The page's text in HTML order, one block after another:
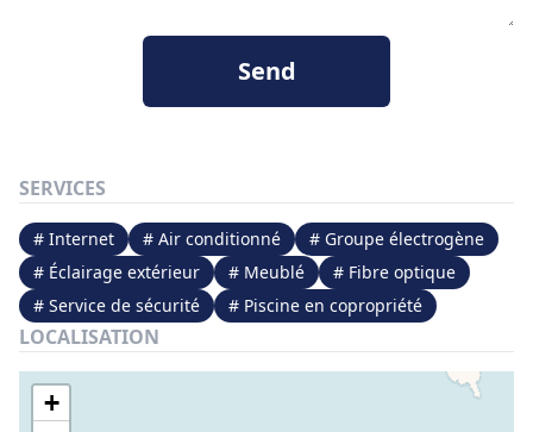
Send
SERVICES
# Internet # Air conditionné
# Groupe électrogène
# Éclairage extérieur
# Meublé
# Fibre optique
# Service de sécurité
# Piscine en copropriété
LOCALISATION
+